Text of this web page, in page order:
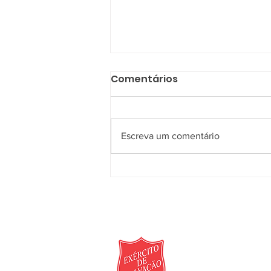
Comentários
Escreva um comentário